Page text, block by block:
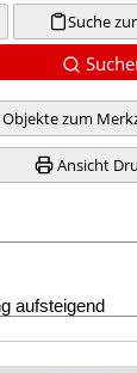
Suche
Objekte zum
Ansicht